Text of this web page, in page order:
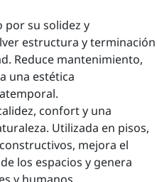
por su solidez y
estructura y terminación
Reduce mantenimiento,
una estética
confort y una
Utilizada en pisos,
mejora el
los espacios y genera